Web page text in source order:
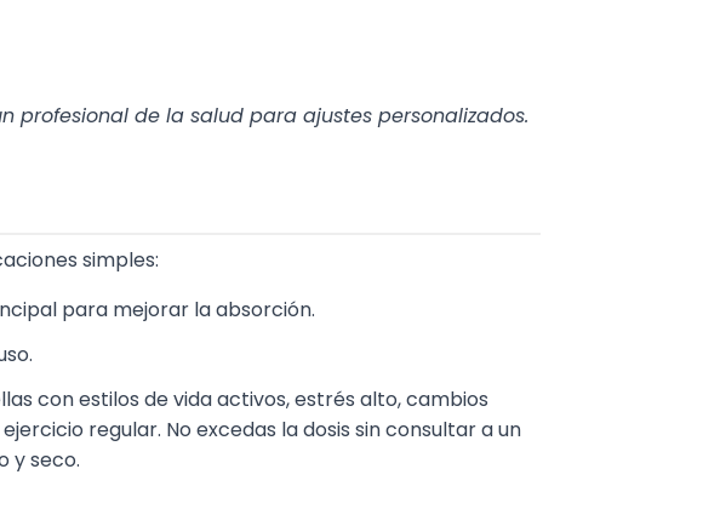
profesional de la salud para ajustes personalizados.
simples:
para mejorar la absorción.
con estilos de vida activos, estrés alto, cambios
regular. No excedas la dosis sin consultar a un
y seco.